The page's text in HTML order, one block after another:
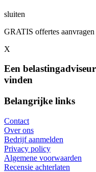
sluiten
GRATIS offertes aanvragen
X
Een
vinden
Belangrijke links
Contact
Over ons
Bedrijf aanmelden
Privacy policy
Algemene voorwaarden
Recensie achterlaten